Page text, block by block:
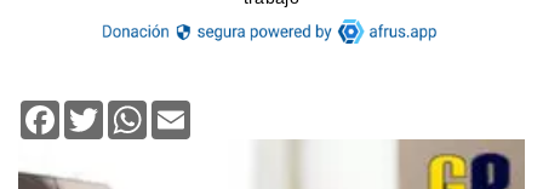
Facebook
TwitterWhatsApp